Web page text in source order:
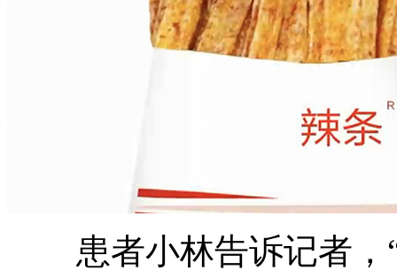
患者小林告诉记者，“